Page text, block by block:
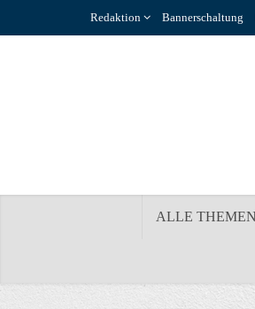
Redaktion Bannerschaltung
ALLE THEMEN